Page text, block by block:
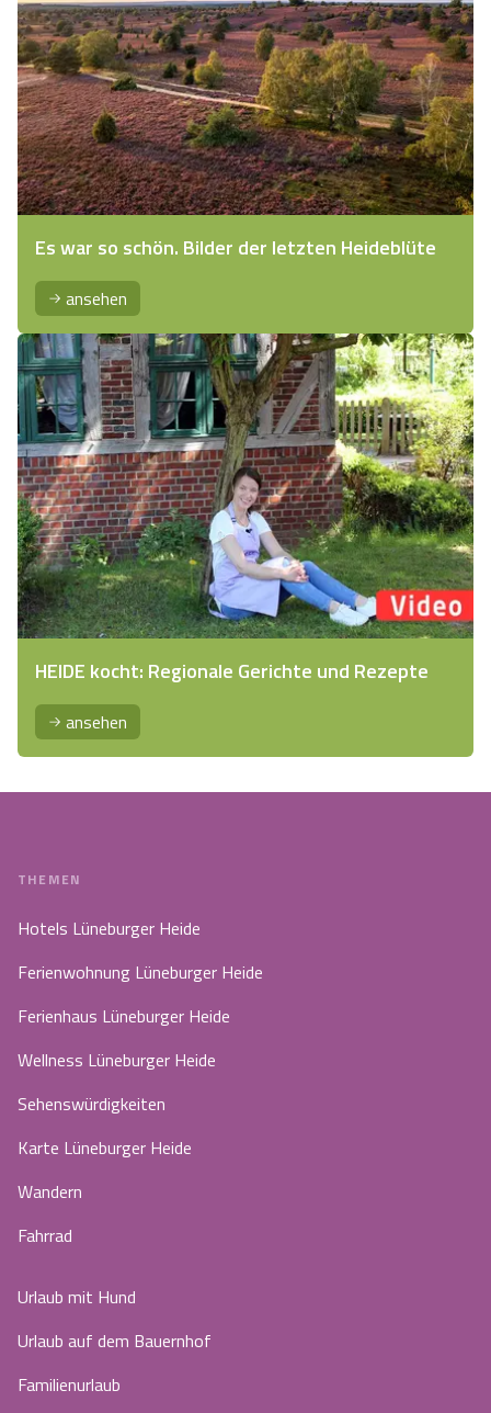
Es war so schön. Bilder der letzten Heideblüte
ansehen
HEIDE kocht: Regionale Gerichte und Rezepte
ansehen
THEMEN
Hotels Lüneburger Heide
Ferienwohnung Lüneburger Heide
Ferienhaus Lüneburger Heide
Wellness Lüneburger Heide
Sehenswürdigkeiten
Karte Lüneburger Heide
Wandern
Fahrrad
Urlaub mit Hund
Urlaub auf dem Bauernhof
Familienurlaub